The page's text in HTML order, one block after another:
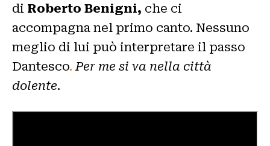
di Roberto Benigni, che ci
accompagna nel primo canto. Nessuno
meglio di lui può interpretare il passo
Dantesco.Per me si va nella città
dolente.